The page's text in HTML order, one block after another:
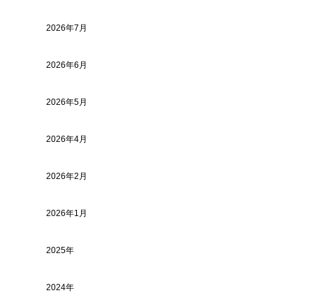
2026年7月
2026年6月
2026年5月
2026年4月
2026年2月
2026年1月
2025年
2024年